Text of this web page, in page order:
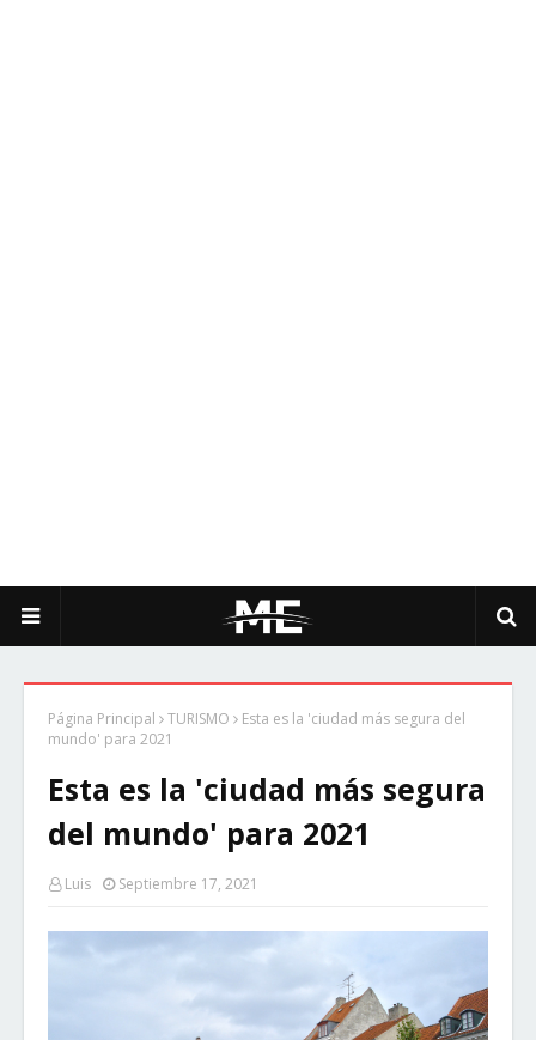
Página Principal TURISMO
Esta es la 'ciudad más segura del
mundo' para 2021
Esta es la 'ciudad más segura
del mundo' para 2021
Luis Septiembre 17, 2021